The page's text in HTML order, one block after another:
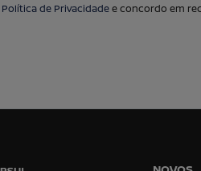
Política de Privacidadee concordo em